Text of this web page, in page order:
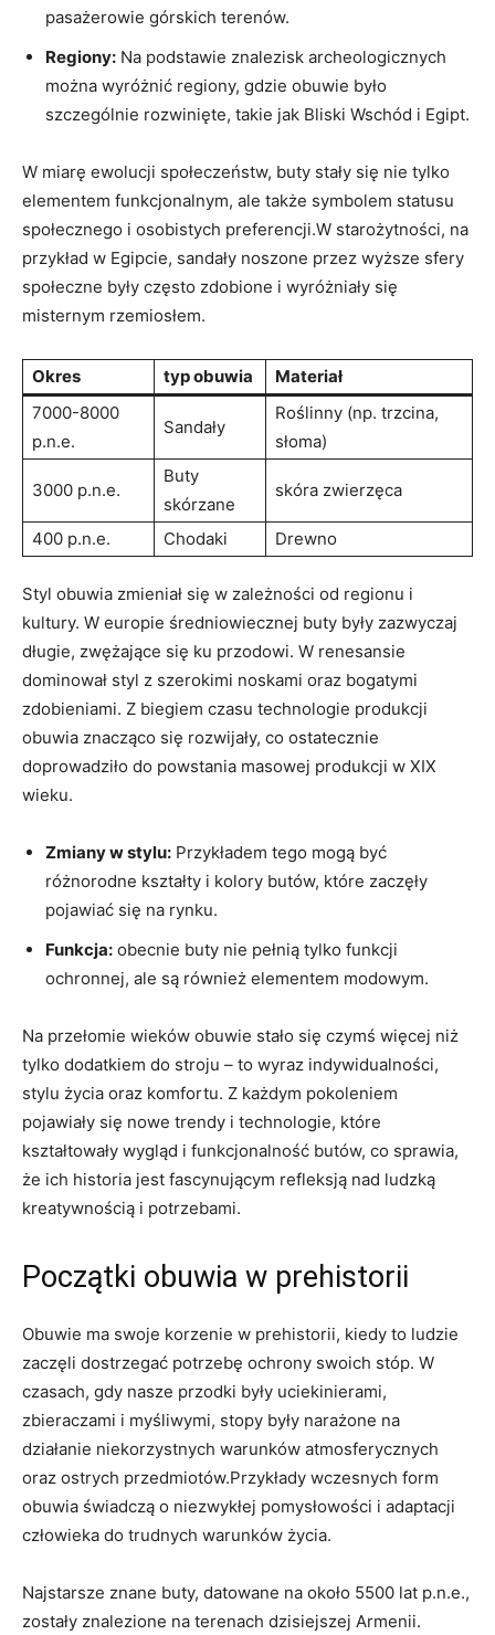
pasażerowie​ górskich terenów.
Regiony: Na podstawie znalezisk archeologicznych
można wyróżnić ⁣regiony, gdzie‌ obuwie‌ było
szczególnie rozwinięte, takie jak​ Bliski Wschód ⁢i Egipt.
W miarę ewolucji‍ społeczeństw, buty​ stały się nie tylko
elementem funkcjonalnym, ​ale⁤ także symbolem statusu
społecznego i osobistych preferencji.W starożytności, na⁤
przykład w Egipcie, sandały noszone przez wyższe sfery
społeczne były ⁢często zdobione i wyróżniały się
misternym⁤ rzemiosłem.
Okres typ obuwia
Materiał
7000-8000
p.n.e.
Sandały
Roślinny (np. trzcina,
słoma)
3000 p.n.e.
Buty​
skórzane
skóra​ zwierzęca
400 ‌p.n.e. Chodaki Drewno
Styl obuwia ‍zmieniał⁣ się w zależności od ⁤regionu i
kultury. W europie średniowiecznej buty były zazwyczaj ​
długie, zwężające się ku⁤ przodowi. W⁢ renesansie
dominował styl z ⁣szerokimi noskami oraz ‍bogatymi
zdobieniami. Z biegiem czasu technologie produkcji‍
obuwia znacząco się rozwijały, co ostatecznie
doprowadziło do powstania masowej ⁣produkcji ⁤w XIX
wieku.
Zmiany w stylu: Przykładem ⁢tego mogą być
różnorodne kształty i ⁣kolory butów, które zaczęły
pojawiać się na rynku.
Funkcja: obecnie buty nie pełnią tylko ⁢funkcji
ochronnej, ale są ​również elementem modowym.
Na przełomie wieków obuwie stało się ⁢czymś‌ więcej niż⁣
tylko⁢ dodatkiem do⁣ stroju – to wyraz indywidualności,
stylu życia oraz komfortu. Z każdym pokoleniem
pojawiały się nowe trendy i ‍technologie, które
kształtowały wygląd⁤ i funkcjonalność butów, co sprawia,
że ich historia⁣ jest fascynującym‍ refleksją ‌nad ludzką
kreatywnością i potrzebami.
Początki obuwia w prehistorii
Obuwie ‌ma swoje korzenie w prehistorii,‌ kiedy to ludzie
zaczęli dostrzegać potrzebę​ ochrony‍ swoich stóp. W
czasach,⁣ gdy ‌nasze przodki były uciekinierami,
zbieraczami i myśliwymi, stopy były narażone na
działanie⁤ niekorzystnych warunków atmosferycznych
oraz ‍ostrych przedmiotów.Przykłady wczesnych form
obuwia świadczą o niezwykłej pomysłowości ‍i⁣ adaptacji
człowieka ‍do trudnych warunków życia.
Najstarsze znane buty, datowane na około 5500⁢ lat ‌p.n.e.,
zostały znalezione‍ na terenach dzisiejszej Armenii.⁤